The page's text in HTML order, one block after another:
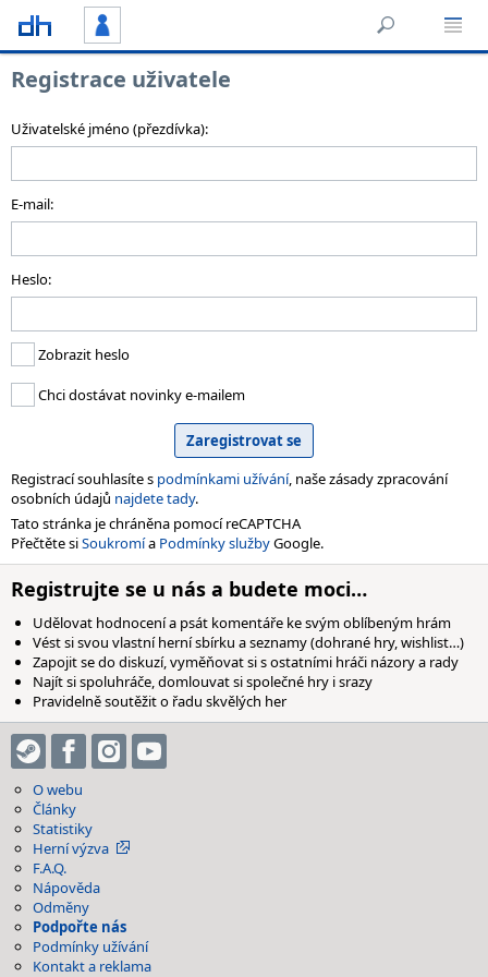
Registrace uživatele
Uživatelské jméno (přezdívka):
E-mail:
Heslo:
Zobrazit heslo
Chci dostávat novinky e-mailem
Registrací souhlasíte s podmínkami užívání, naše zásady zpracování
osobních údajů najdete tady.
Tato stránka je chráněna pomocí reCAPTCHA
Přečtěte siSoukromía Podmínky službyGoogle.
Registrujte se u nás a budete moci…
Udělovat hodnocení a psát komentáře ke svým oblíbeným hrám
Vést si svou vlastní herní sbírku a seznamy (dohrané hry, wishlist…)
Zapojit se do diskuzí, vyměňovat si s ostatními hráči názory a rady
Najít si spoluhráče, domlouvat si společné hry i srazy
Pravidelně soutěžit o řadu skvělých her
O webu
Články
Statistiky
Herní výzva
F.A.Q.
Nápověda
Odměny
Podpořte nás
Podmínky užívání
Kontakt a reklama